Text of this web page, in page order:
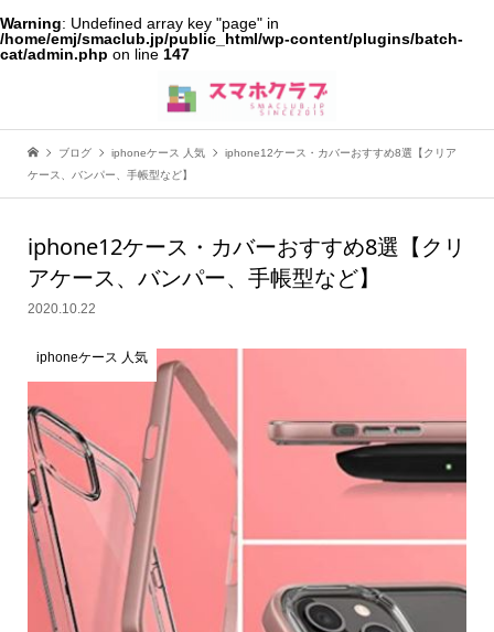
Warning: Undefined array key "page" in
/home/emj/smaclub.jp/public_html/wp-content/plugins/batch-
cat/admin.php on line 147
ブログ iphoneケース 人気
iphone12ケース・カバーおすすめ8選【クリア
ケース、バンパー、手帳型など】
iphone12ケース・カバーおすすめ8選【クリ
アケース、バンパー、手帳型など】
2020.10.22
iphoneケース 人気